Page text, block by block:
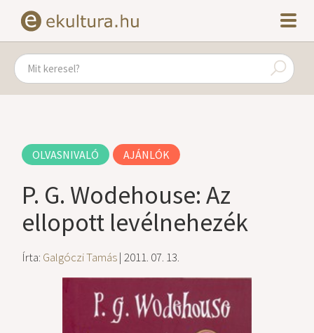
OLVASNIVALÓ AJÁNLÓK
P. G. Wodehouse: Az
ellopott levélnehezék
Írta: Galgóczi Tamás| 2011. 07. 13.